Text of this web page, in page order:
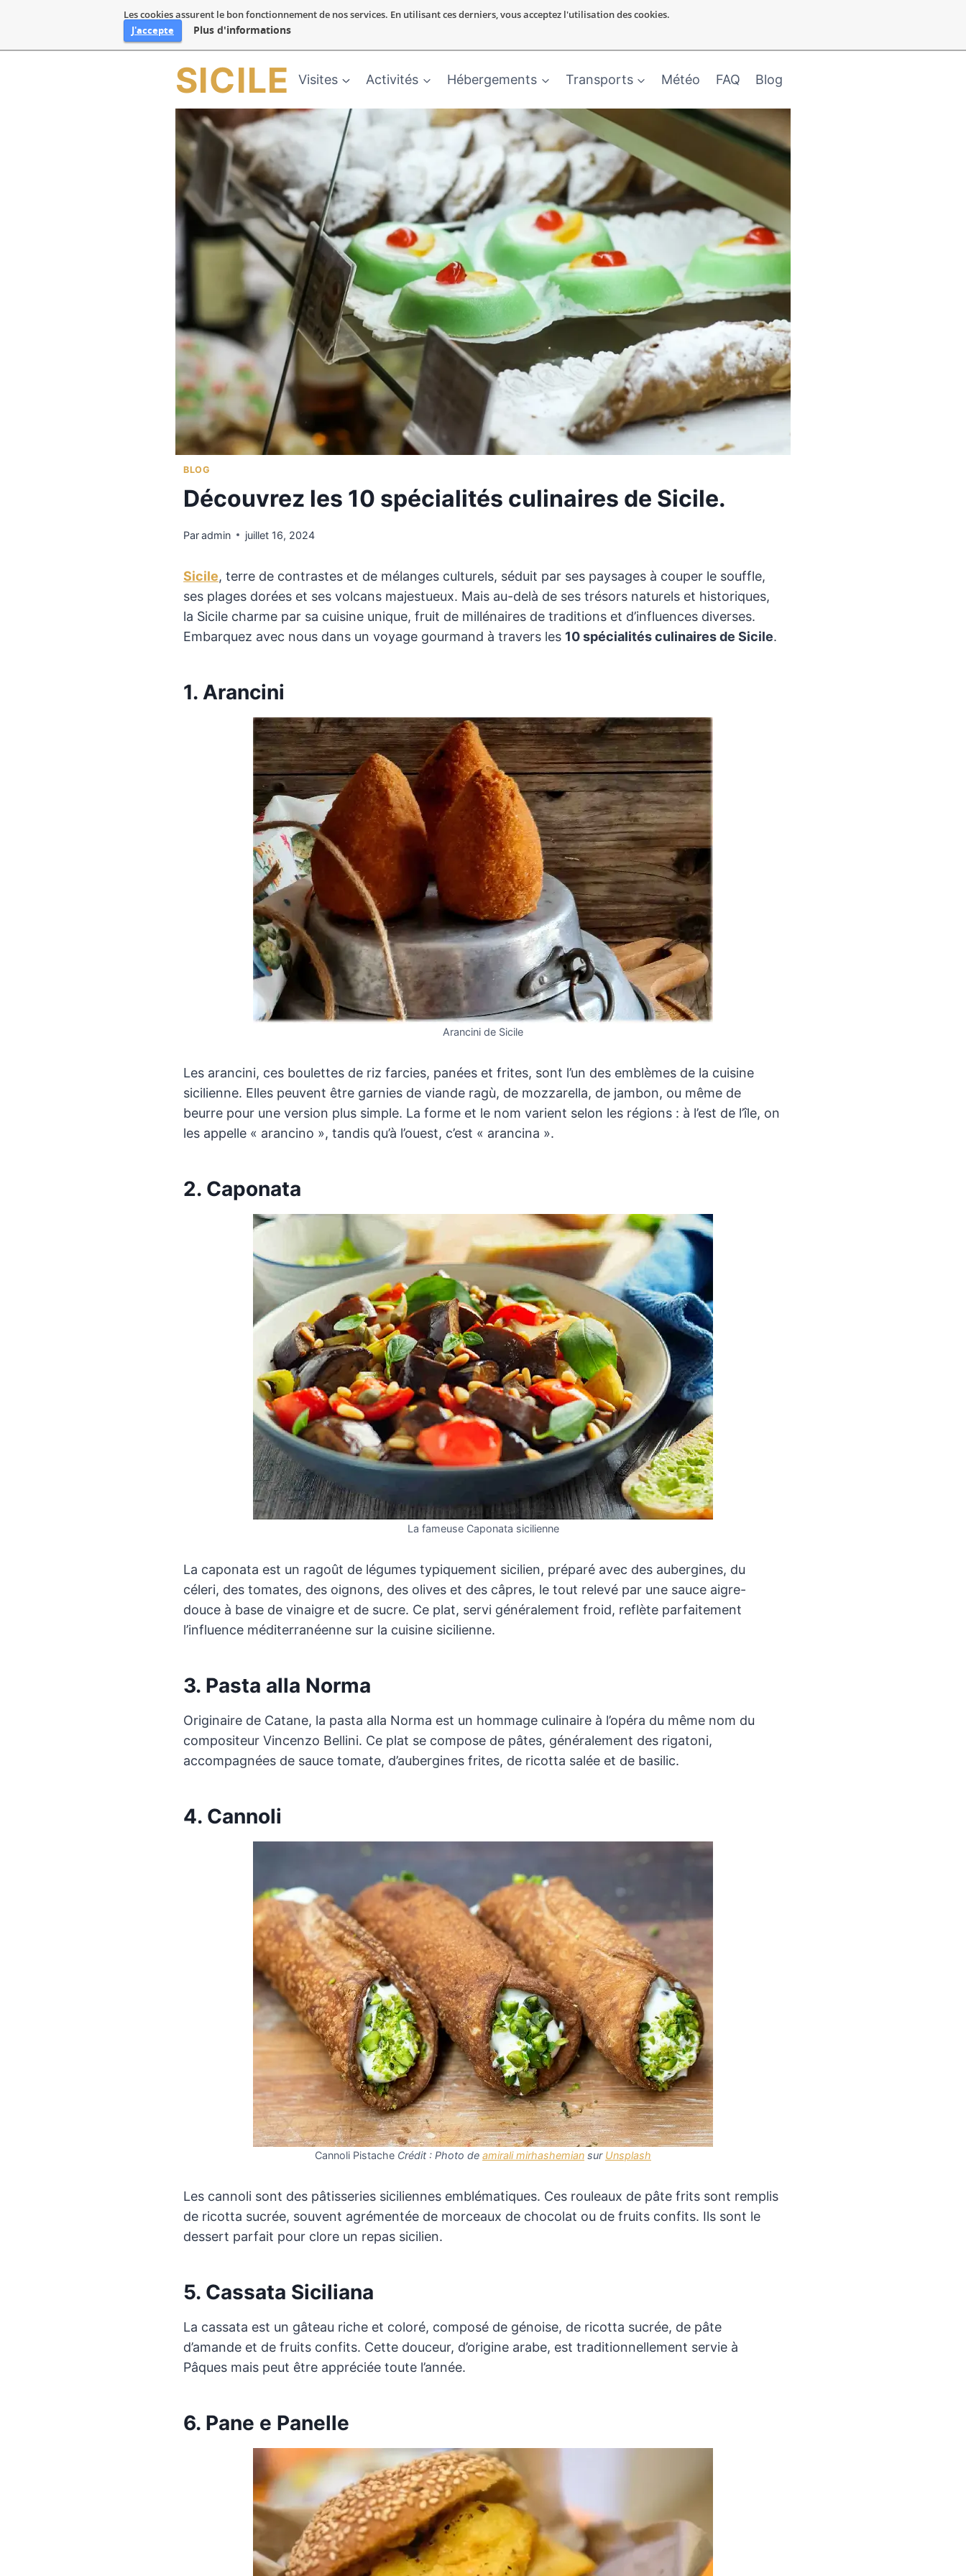
Les cookies assurent le bon fonctionnement de nos services. En utilisant ces derniers, vous acceptez l'utilisation des cookies.
J'accepte
Plus d'informations
SICILE Visites Activités Hébergements Transports Météo FAQ Blog
BLOG
Découvrez les 10 spécialités culinaires de Sicile.
Paradmin juillet 16, 2024
Sicile, terre de contrastes et de mélanges culturels, séduit par ses paysages à couper le souffle,
ses plages dorées et ses volcans majestueux. Mais au-delà de ses trésors naturels et historiques,
la Sicile charme par sa cuisine unique, fruit de millénaires de traditions et d’influences diverses.
Embarquez avec nous dans un voyage gourmand à travers les 10 spécialités culinaires de Sicile.
1. Arancini
Arancini de Sicile
Les arancini, ces boulettes de riz farcies, panées et frites, sont l’un des emblèmes de la cuisine
sicilienne. Elles peuvent être garnies de viande ragù, de mozzarella, de jambon, ou même de
beurre pour une version plus simple. La forme et le nom varient selon les régions : à l’est de l’île, on
les appelle « arancino », tandis qu’à l’ouest, c’est « arancina ».
2. Caponata
La fameuse Caponata sicilienne
La caponata est un ragoût de légumes typiquement sicilien, préparé avec des aubergines, du
céleri, des tomates, des oignons, des olives et des câpres, le tout relevé par une sauce aigre-
douce à base de vinaigre et de sucre. Ce plat, servi généralement froid, reflète parfaitement
l’influence méditerranéenne sur la cuisine sicilienne.
3. Pasta alla Norma
Originaire de Catane, la pasta alla Norma est un hommage culinaire à l’opéra du même nom du
compositeur Vincenzo Bellini. Ce plat se compose de pâtes, généralement des rigatoni,
accompagnées de sauce tomate, d’aubergines frites, de ricotta salée et de basilic​.
4. Cannoli
Cannoli Pistache Crédit : Photo de amirali mirhashemian sur Unsplash
Les cannoli sont des pâtisseries siciliennes emblématiques. Ces rouleaux de pâte frits sont remplis
de ricotta sucrée, souvent agrémentée de morceaux de chocolat ou de fruits confits. Ils sont le
dessert parfait pour clore un repas sicilien​.
5. Cassata Siciliana
La cassata est un gâteau riche et coloré, composé de génoise, de ricotta sucrée, de pâte
d’amande et de fruits confits. Cette douceur, d’origine arabe, est traditionnellement servie à
Pâques mais peut être appréciée toute l’année​.
6. Pane e Panelle